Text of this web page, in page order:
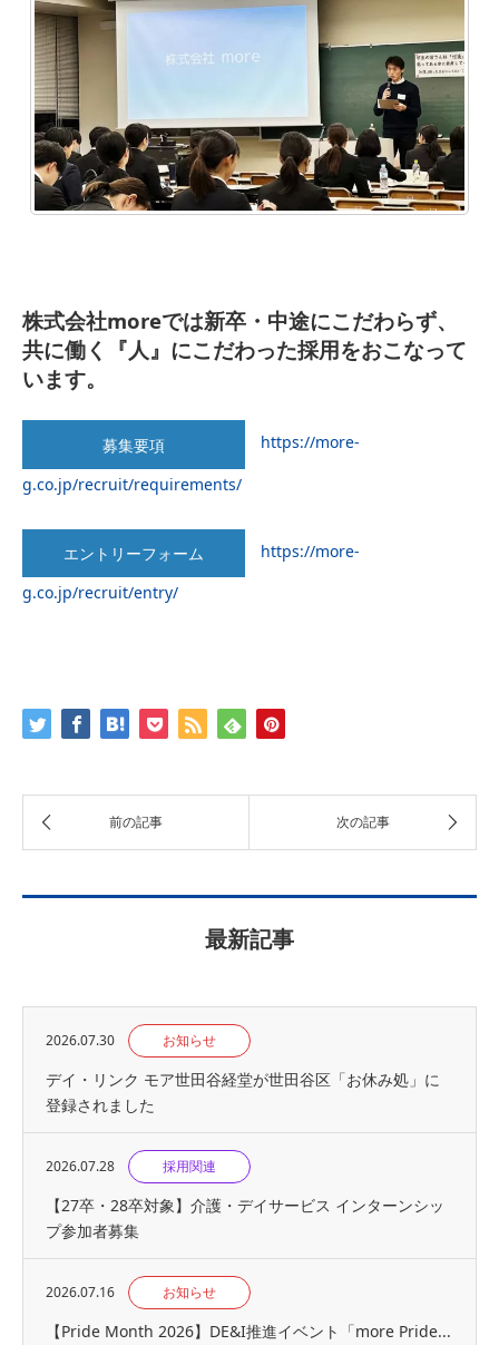
株式会社moreでは新卒・中途にこだわらず、
共に働く『人』にこだわった採用をおこなって
います。
募集要項
https://more-
g.co.jp/recruit/requirements/
エントリーフォーム
https://more-
g.co.jp/recruit/entry/
最新記事
2026.07.30 お知らせ
デイ・リンク モア世田谷経堂が世田谷区「お休み処」に
登録されました
2026.07.28 採用関連
【27卒・28卒対象】介護・デイサービス インターンシッ
プ参加者募集
2026.07.16 お知らせ
【Pride Month 2026】DE&I推進イベント「more Pride...